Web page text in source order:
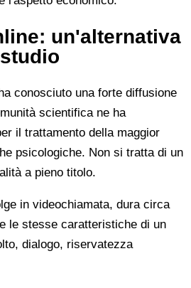
un'alternativa
conosciuto una forte diffusione
scientifica ne ha
il trattamento della maggior
psicologiche. Non si tratta di un
a pieno titolo.
in videochiamata, dura circa
le stesse caratteristiche di un
dialogo, riservatezza